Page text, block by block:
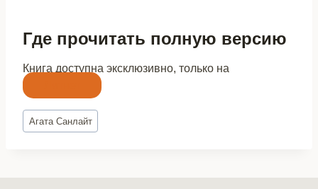
Где прочитать полную версию
Книга доступна эксклюзивно, только на
Метки
записи:
Агата Санлайт